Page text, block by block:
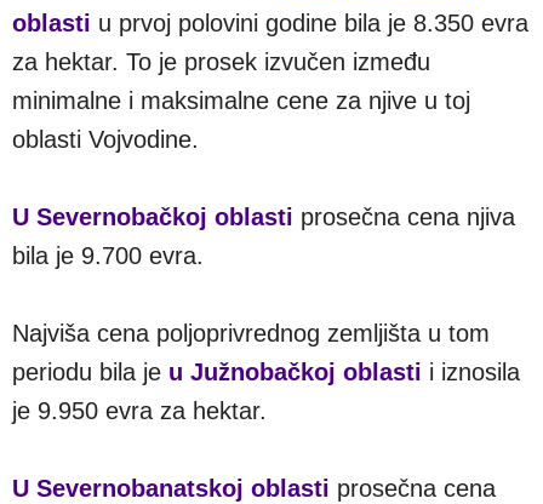
oblasti u prvoj polovini godine bila je 8.350 evra
za hektar. To je prosek izvučen između
minimalne i maksimalne cene za njive u toj
oblasti Vojvodine.
U Severnobačkoj oblasti prosečna cena njiva
bila je 9.700 evra.
Najviša cena poljoprivrednog zemljišta u tom
periodu bila je u Južnobačkoj oblasti i iznosila
je 9.950 evra za hektar.
U Severnobanatskoj oblasti prosečna cena